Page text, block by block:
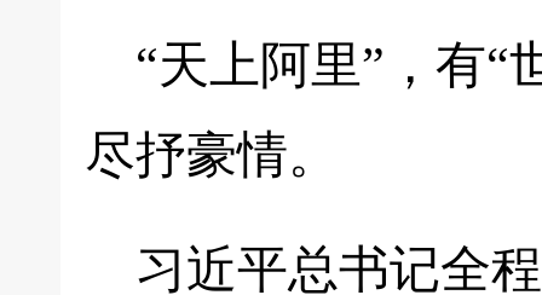
“天上阿里”，有“
尽抒豪情。
习近平总书记全